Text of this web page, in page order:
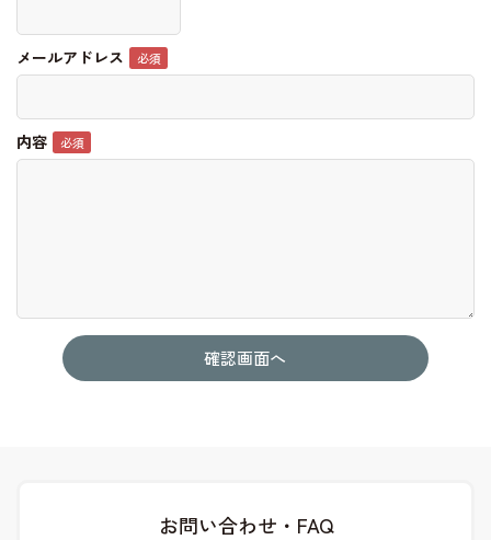
メールアドレス
内容
お問い合わせ・FAQ